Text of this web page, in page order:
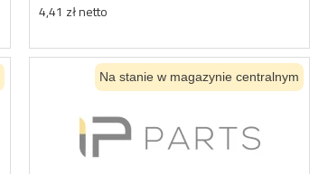
4,41 zł netto
Na stanie w magazynie centralnym